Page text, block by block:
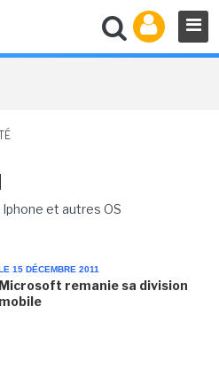
et autres OS
15 DÉCEMBRE 2011
Microsoft remanie sa division
mobile